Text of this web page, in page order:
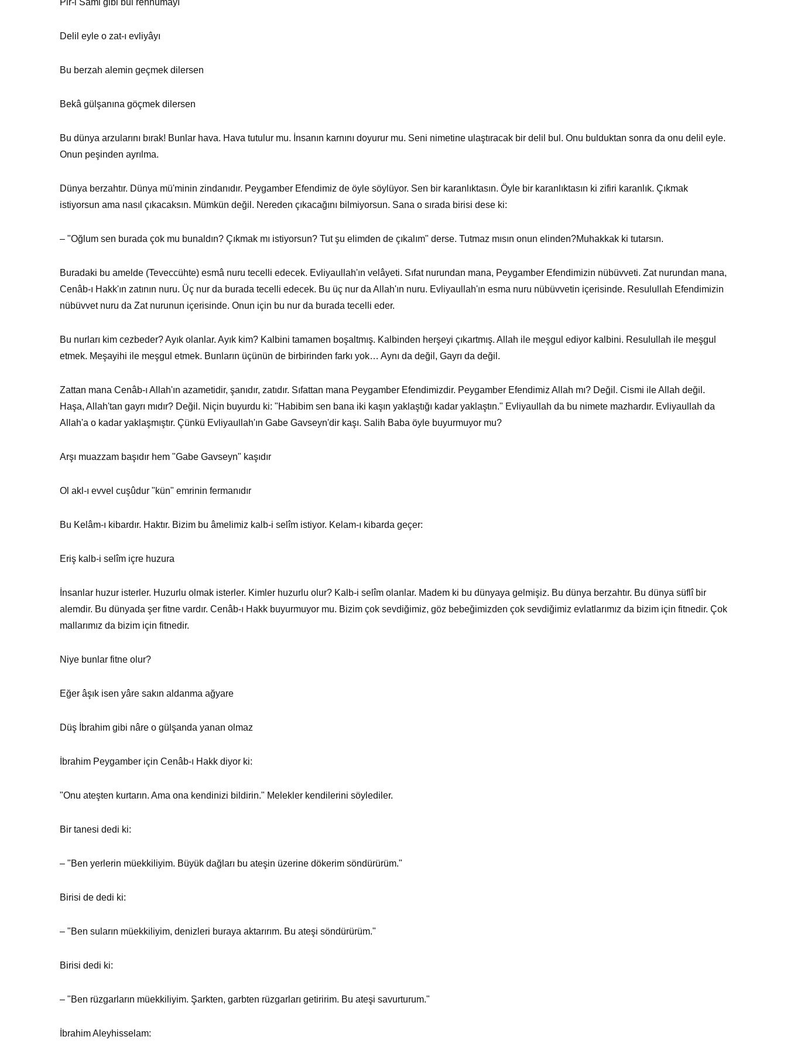
Pir-i Sami gibi bul rehnümayı
Delil eyle o zat-ı evliyâyı
Bu berzah alemin geçmek dilersen
Bekâ gülşanına göçmek dilersen
Bu dünya arzularını bırak! Bunlar hava. Hava tutulur mu. İnsanın karnını doyurur mu. Seni nimetine ulaştıracak bir delil bul. Onu bulduktan sonra da onu delil eyle.
Onun peşinden ayrılma.
Dünya berzahtır. Dünya mü'minin zindanıdır. Peygamber Efendimiz de öyle söylüyor. Sen bir karanlıktasın. Öyle bir karanlıktasın ki zifiri karanlık. Çıkmak
istiyorsun ama nasıl çıkacaksın. Mümkün değil. Nereden çıkacağını bilmiyorsun. Sana o sırada birisi dese ki:
– "Oğlum sen burada çok mu bunaldın? Çıkmak mı istiyorsun? Tut şu elimden de çıkalım" derse. Tutmaz mısın onun elinden?Muhakkak ki tutarsın.
Buradaki bu amelde (Teveccühte) esmâ nuru tecelli edecek. Evliyaullah'ın velâyeti. Sıfat nurundan mana, Peygamber Efendimizin nübüvveti. Zat nurundan mana,
Cenâb-ı Hakk'ın zatının nuru. Üç nur da burada tecelli edecek. Bu üç nur da Allah'ın nuru. Evliyaullah'ın esma nuru nübüvvetin içerisinde. Resulullah Efendimizin
nübüvvet nuru da Zat nurunun içerisinde. Onun için bu nur da burada tecelli eder.
Bu nurları kim cezbeder? Ayık olanlar. Ayık kim? Kalbini tamamen boşaltmış. Kalbinden herşeyi çıkartmış. Allah ile meşgul ediyor kalbini. Resulullah ile meşgul
etmek. Meşayihi ile meşgul etmek. Bunların üçünün de birbirinden farkı yok… Aynı da değil, Gayrı da değil.
Zattan mana Cenâb-ı Allah'ın azametidir, şanıdır, zatıdır. Sıfattan mana Peygamber Efendimizdir. Peygamber Efendimiz Allah mı? Değil. Cismi ile Allah değil.
Haşa, Allah'tan gayrı mıdır? Değil. Niçin buyurdu ki: "Habibim sen bana iki kaşın yaklaştığı kadar yaklaştın." Evliyaullah da bu nimete mazhardır. Evliyaullah da
Allah'a o kadar yaklaşmıştır. Çünkü Evliyaullah'ın Gabe Gavseyn'dir kaşı. Salih Baba öyle buyurmuyor mu?
Arşı muazzam başıdır hem "Gabe Gavseyn" kaşıdır
Ol akl-ı evvel cuşûdur "kün" emrinin fermanıdır
Bu Kelâm-ı kibardır. Haktır. Bizim bu âmelimiz kalb-i selîm istiyor. Kelam-ı kibarda geçer:
Eriş kalb-i selîm içre huzura
İnsanlar huzur isterler. Huzurlu olmak isterler. Kimler huzurlu olur? Kalb-i selîm olanlar. Madem ki bu dünyaya gelmişiz. Bu dünya berzahtır. Bu dünya süflî bir
alemdir. Bu dünyada şer fitne vardır. Cenâb-ı Hakk buyurmuyor mu. Bizim çok sevdiğimiz, göz bebeğimizden çok sevdiğimiz evlatlarımız da bizim için fitnedir. Çok
mallarımız da bizim için fitnedir.
Niye bunlar fitne olur?
Eğer âşık isen yâre sakın aldanma ağyare
Düş İbrahim gibi nâre o gülşanda yanan olmaz
İbrahim Peygamber için Cenâb-ı Hakk diyor ki:
"Onu ateşten kurtarın. Ama ona kendinizi bildirin." Melekler kendilerini söylediler.
Bir tanesi dedi ki:
– "Ben yerlerin müekkiliyim. Büyük dağları bu ateşin üzerine dökerim söndürürüm."
Birisi de dedi ki:
– "Ben suların müekkiliyim, denizleri buraya aktarırım. Bu ateşi söndürürüm."
Birisi dedi ki:
– "Ben rüzgarların müekkiliyim. Şarkten, garbten rüzgarları getiririm. Bu ateşi savurturum."
İbrahim Aleyhisselam: